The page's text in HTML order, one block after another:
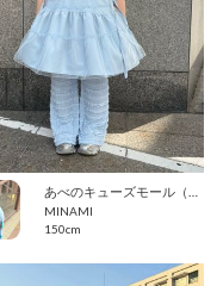
MINAMI
150cm